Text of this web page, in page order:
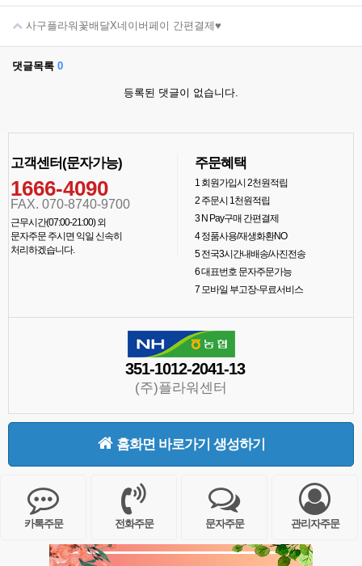
사구플라워꽃배달X네이버페이 간편결제♥
댓글목록 0
등록된 댓글이 없습니다.
고객센터(문자가능)
1666-4090
FAX. 070-8740-9700
근무시간(07:00-21:00) 외
문자주문 주시면 익일 신속히
처리하겠습니다.
주문혜택
1회원가입시 2천원적립
2주문시 1천원적립
3N Pay구매 간편결제
4정품사용/재생화환NO
5전국3시간내배송/사진전송
6대표번호 문자주문가능
7모바일 부고장-무료서비스
351-1012-2041-13
(주)플라워센터
홈화면 바로가기 생성하기
카톡주문 전화주문 문자주문 관리자주문